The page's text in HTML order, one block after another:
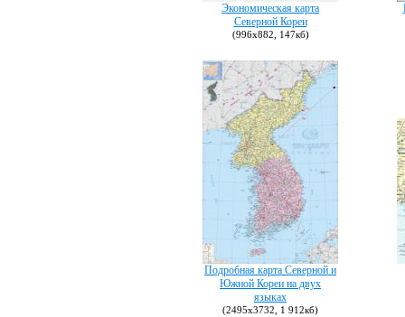
Экономическая карта
Северной Кореи
(996х882, 147кб)
Подробная карта Северной и
Южной Кореи на двух
языках
(2495х3732, 1 912кб)